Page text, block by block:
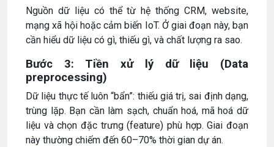
Nguồn dữ liệu có thể từ hệ thống CRM, website,
mạng xã hội hoặc cảm biến IoT. Ở giai đoạn này, bạn
cần hiểu dữ liệu có gì, thiếu gì, và chất lượng ra sao.
Bước 3: Tiền xử lý dữ liệu (Data
preprocessing)
Dữ liệu thực tế luôn “bẩn”: thiếu giá trị, sai định dạng,
trùng lặp. Bạn cần làm sạch, chuẩn hoá, mã hoá dữ
liệu và chọn đặc trưng (feature) phù hợp. Giai đoạn
này thường chiếm đến 60–70% thời gian dự án.